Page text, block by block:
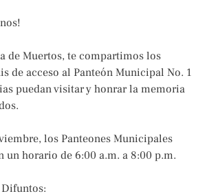
de Muertos, te compartimos los
de acceso al Panteón Municipal No. 1
puedan visitar y honrar la memoria
los Panteones Municipales
un horario de 6:00 a.m. a 8:00 p.m.